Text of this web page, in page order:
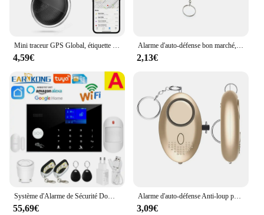
4,59€ 2,13€
55,69€
Alarme d'auto-défense Anti-loup pour filles et femmes, alerte de protection, sécurité personnelle, cri fort, alarme d'urgence, porte-clés
3,09€